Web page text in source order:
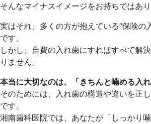
そんなマイナスイメージをお持ちではあ
実はそれ、多くの方が抱えている“保険の
です。
しかし、自費の入れ歯にすればすべて解
りません。
本当に大切なのは、「きちんと噛める入れ
そのためには、入れ歯の構造や違いを正
です。
湘南歯科医院では、あなたが「しっかり